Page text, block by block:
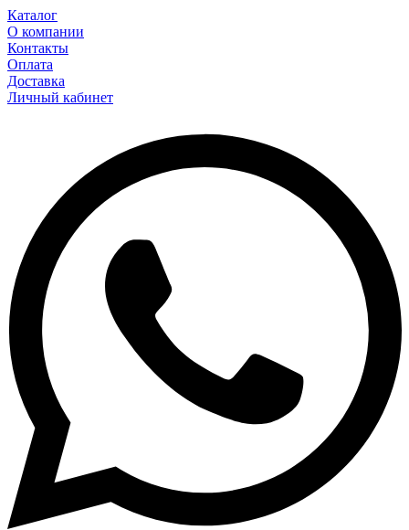
Каталог
О компании
Контакты
Оплата
Доставка
Личный кабинет